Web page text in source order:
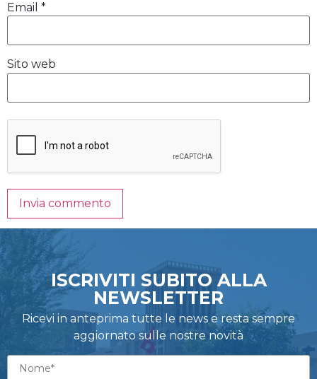
Email *
Sito web
ISCRIVITI SUBITO ALLA
NEWSLETTER
Ricevi in anteprima tutte le news e resta sempre
aggiornato sulle nostre novità